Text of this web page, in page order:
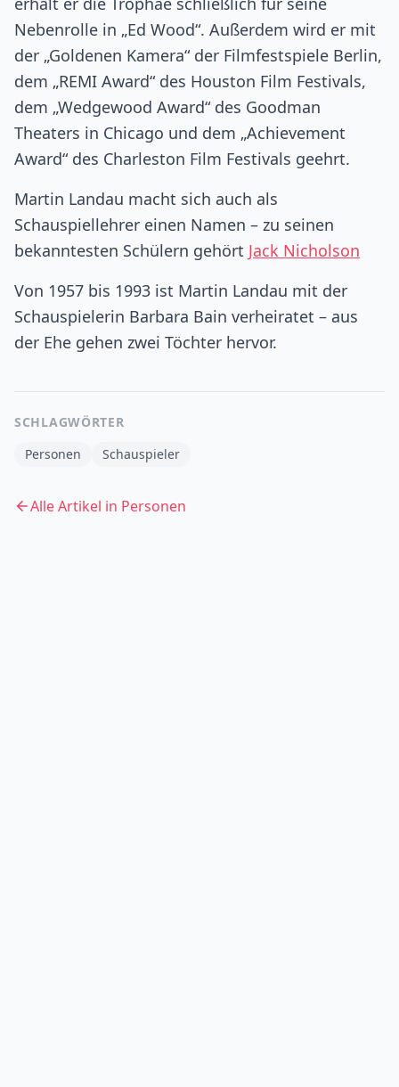
Nebenrolle in „Ed Wood“. Außerdem wird er mit
der „Goldenen Kamera“ der Filmfestspiele Berlin,
dem „REMI Award“ des Houston Film Festivals,
dem „Wedgewood Award“ des Goodman
Theaters in Chicago und dem „Achievement
Award“ des Charleston Film Festivals geehrt.
Martin Landau macht sich auch als
Schauspiellehrer einen Namen – zu seinen
bekanntesten Schülern gehört Jack Nicholson
Von 1957 bis 1993 ist Martin Landau mit der
Schauspielerin Barbara Bain verheiratet – aus
der Ehe gehen zwei Töchter hervor.
SCHLAGWÖRTER
Personen
Schauspieler
Alle Artikel in Personen